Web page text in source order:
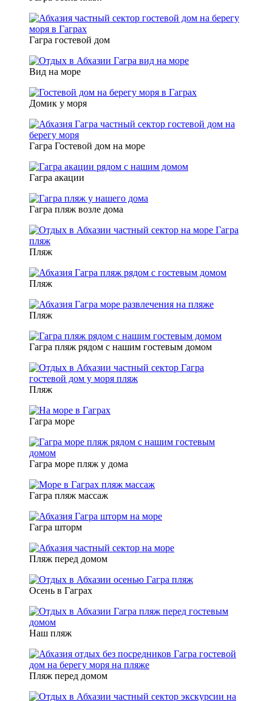
Гагра гостевой дом
Вид на море
Домик у моря
Гагра Гостевой дом на море
Гагра акации
Гагра пляж возле дома
Пляж
Пляж
Пляж
Гагра пляж рядом с нашим гостевым домом
Пляж
Гагра море
Гагра море пляж у дома
Гагра пляж массаж
Гагра шторм
Пляж перед домом
Осень в Гаграх
Наш пляж
Пляж перед домом